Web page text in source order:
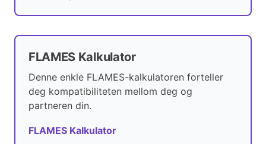
FLAMES Kalkulator
Denne enkle FLAMES-kalkulatoren forteller
deg kompatibiliteten mellom deg og
partneren din.
FLAMES Kalkulator